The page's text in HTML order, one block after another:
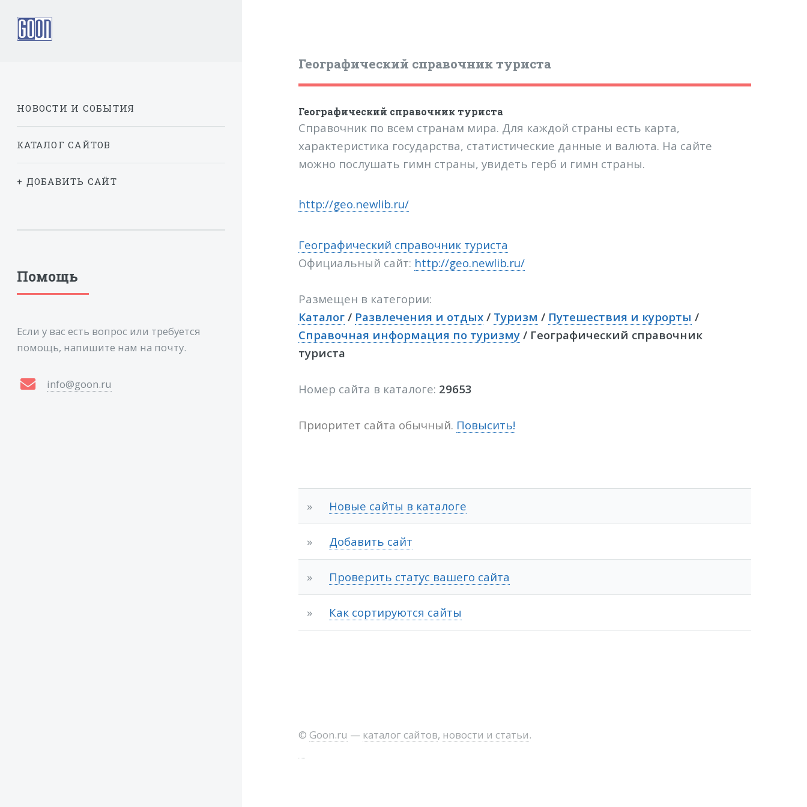
Географический справочник туриста
Географический справочник туриста
Справочник по всем странам мира. Для каждой страны есть карта,
характеристика государства, статистические данные и валюта. На сайте
можно послушать гимн страны, увидеть герб и гимн страны.
http://geo.newlib.ru/
Географический справочник туриста
Официальный сайт: http://geo.newlib.ru/
Размещен в категории:
Каталог/ Развлечения и отдых/ Туризм / Путешествия и курорты /
Справочная информация по туризму/ Географический справочник
туриста
Номер сайта в каталоге: 29653
Приоритет сайта обычный. Повысить!
» Новые сайты в каталоге
» Добавить сайт
» Проверить статус вашего сайта
» Как сортируются сайты
© Goon.ru — каталог сайтов, новости и статьи.
НОВОСТИ И СОБЫТИЯ
КАТАЛОГ САЙТОВ
+ ДОБАВИТЬ САЙТ
Помощь
Если у вас есть вопрос или требуется
помощь, напишите нам на почту.
info@goon.ru